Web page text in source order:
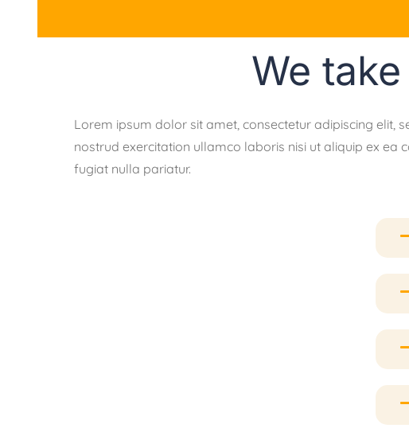
We
Lorem ipsum dolor sit amet, consectetur adipiscing elit,
nostrud exercitation ullamco laboris nisi ut aliquip ex ea
fugiat nulla pariatur.